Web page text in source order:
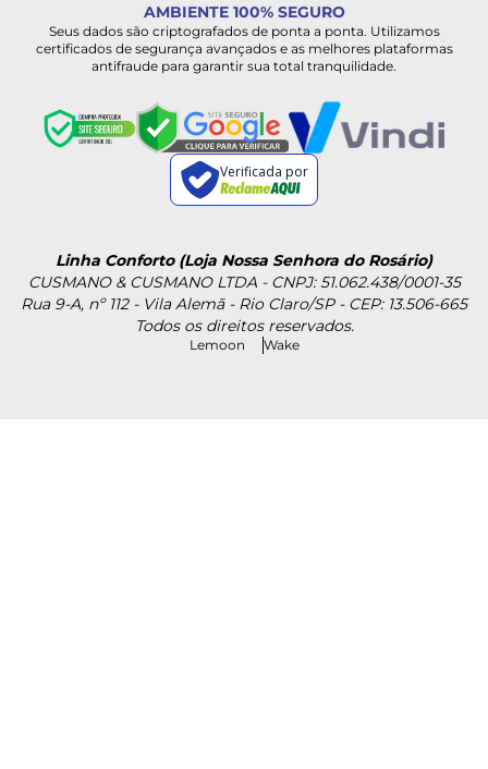
AMBIENTE 100% SEGURO
Seus dados são criptografados de ponta a ponta. Utilizamos
certificados de segurança avançados e as melhores plataformas
antifraude para garantir sua total tranquilidade.
Verificada por
Linha Conforto (Loja Nossa Senhora do Rosário)
CUSMANO & CUSMANO LTDA - CNPJ: 51.062.438/0001-35
Rua 9-A, nº 112 - Vila Alemã - Rio Claro/SP - CEP: 13.506-665
Todos os direitos reservados.
Lemoon Wake